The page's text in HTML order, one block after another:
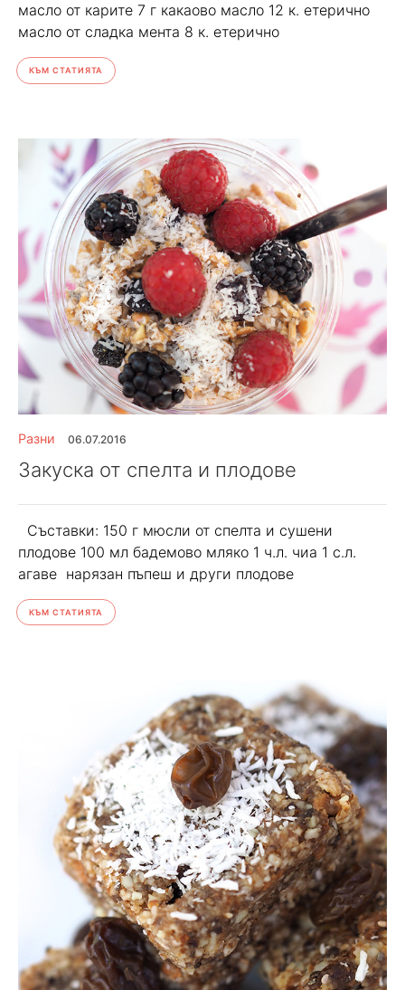
масло от карите 7 г какаово масло 12 к. етерично
масло от сладка мента 8 к. етерично
КЪМ СТАТИЯТА
Разни 06.07.2016
Закуска от спелта и плодове
Съставки: 150 г мюсли от спелта и сушени
плодове 100 мл бадемово мляко 1 ч.л. чиа 1 с.л.
агаве нарязан пъпеш и други плодове
КЪМ СТАТИЯТА